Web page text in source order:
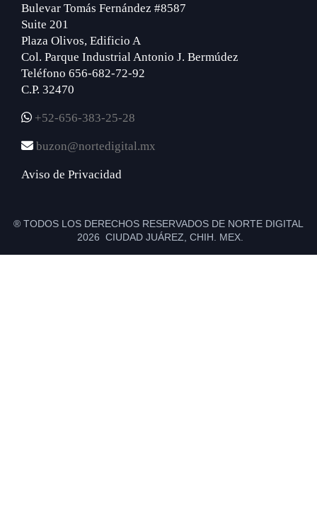
Bulevar Tomás Fernández #8587
Suite 201
Plaza Olivos, Edificio A
Col. Parque Industrial Antonio J. Bermúdez
Teléfono 656-682-72-92
C.P. 32470
+52-656-383-25-28
buzon@nortedigital.mx
Aviso de Privacidad
® TODOS LOS DERECHOS RESERVADOS DE NORTE DIGITAL
2026 CIUDAD JUÁREZ, CHIH. MEX.